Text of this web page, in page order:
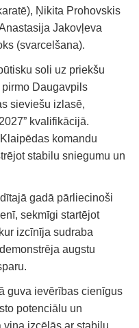
Ņikita Prohovskis
Jakovļeva
(svarcelšana).
soli uz priekšu
Daugavpils
sieviešu izlasē,
kvalifikācijā.
komandu
stabilu sniegumu un
gadā pārliecinoši
sekmīgi startējot
izcīnīja sudraba
augstu
guva ievērības cienīgus
potenciālu un
viņa izcēlās ar stabilu